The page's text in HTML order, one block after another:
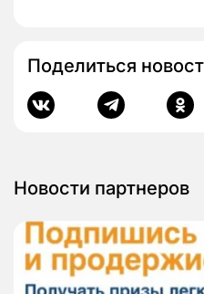
Поделиться
Новости партнеров